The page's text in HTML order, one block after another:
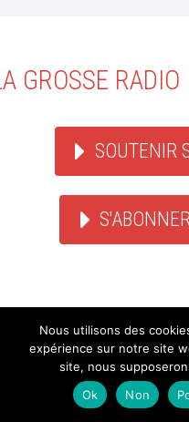
GROSSE RADIO
SOUTENIR
Nous utilisons des
expérience sur notre site
site, nous
Ok
Non